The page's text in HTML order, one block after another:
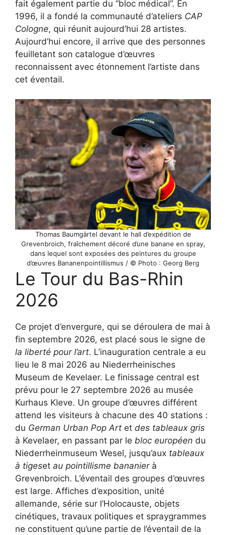
fait également partie du “bloc médical”. En
1996, il a fondé la communauté d’ateliers CAP
Cologne, qui réunit aujourd’hui 28 artistes.
Aujourd’hui encore, il arrive que des personnes
feuilletant son catalogue d’œuvres
reconnaissent avec étonnement l’artiste dans
cet éventail.
Thomas Baumgärtel devant le hall d’expédition de
Grevenbroich, fraîchement décoré d’une banane en spray,
dans lequel sont exposées des peintures du groupe
d’œuvres Bananenpointillismus / © Photo : Georg Berg
Le Tour du Bas-Rhin
2026
Ce projet d’envergure, qui se déroulera de mai à
fin septembre 2026, est placé sous le signe de
la liberté pour l’art. L’inauguration centrale a eu
lieu le 8 mai 2026 au Niederrheinisches
Museum de Kevelaer. Le finissage central est
prévu pour le 27 septembre 2026 au musée
Kurhaus Kleve. Un groupe d’œuvres différent
attend les visiteurs à chacune des 40 stations :
du German Urban Pop Art et des tableaux gris
à Kevelaer, en passant par le bloc européen du
Niederrheinmuseum Wesel, jusqu’aux tableaux
à tigeset au pointillisme bananierà
Grevenbroich. L’éventail des groupes d’œuvres
est large. Affiches d’exposition, unité
allemande, série sur l’Holocauste, objets
cinétiques, travaux politiques et spraygrammes
ne constituent qu’une partie de l’éventail de la